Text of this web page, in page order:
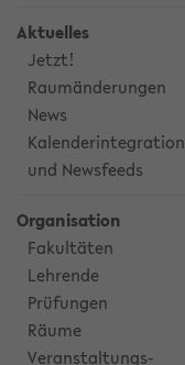
Aktuelles
Jetzt!
Raumänderungen
News
Kalenderintegration
und Newsfeeds
Organisation
Fakultäten
Lehrende
Prüfungen
Räume
Veranstaltungs-